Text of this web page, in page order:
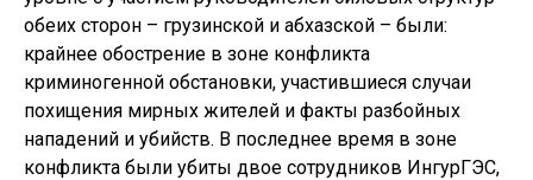
обеих сторон – грузинской и абхазской – были:
крайнее обострение в зоне конфликта
криминогенной обстановки, участившиеся случаи
похищения мирных жителей и факты разбойных
нападений и убийств. В последнее время в зоне
конфликта были убиты двое сотрудников ИнгурГЭС,